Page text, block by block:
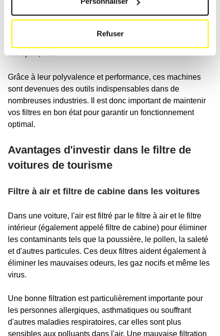
Refuser
facilitent la recherche des entreprises pour leurs besoins.
Si vous travaillez dans les domaines suivants : transport,
Grâce à leur polyvalence et performance, ces machines
sont devenues des outils indispensables dans de
nombreuses industries. Il est donc important de maintenir
vos filtres en bon état pour garantir un fonctionnement
optimal.
Avantages d'investir dans le filtre de
voitures de tourisme
Filtre à air et filtre de cabine dans les voitures
Dans une voiture, l'air est filtré par le filtre à air et le filtre
intérieur (également appelé filtre de cabine) pour éliminer
les contaminants tels que la poussière, le pollen, la saleté
et d'autres particules. Ces deux filtres aident également à
éliminer les mauvaises odeurs, les gaz nocifs et même les
virus.
Une bonne filtration est particulièrement importante pour
les personnes allergiques, asthmatiques ou souffrant
d'autres maladies respiratoires, car elles sont plus
sensibles aux polluants dans l'air. Une mauvaise filtration